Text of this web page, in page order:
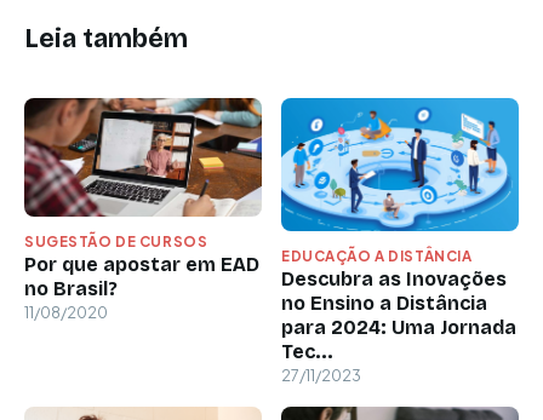
Leia também
SUGESTÃO DE CURSOS
Por que apostar em EAD
no Brasil?
11/08/2020
EDUCAÇÃO A DISTÂNCIA
Descubra as Inovações
no Ensino a Distância
para 2024: Uma Jornada
Tec...
27/11/2023